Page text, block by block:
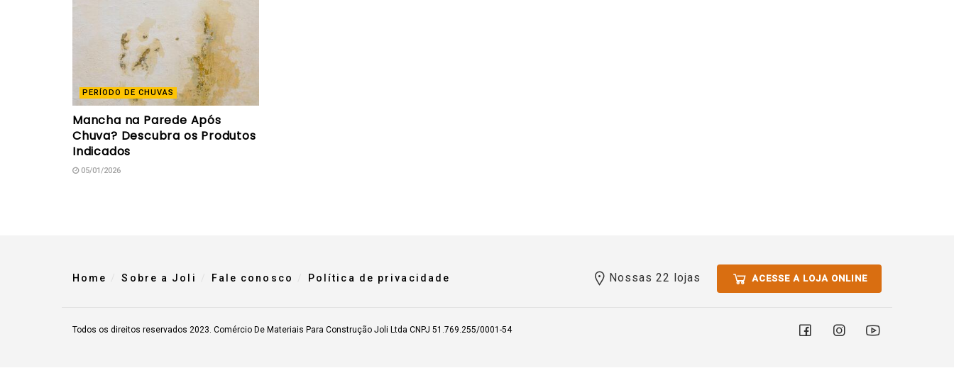
PERÍODO DE CHUVAS
Mancha na Parede Após
Chuva? Descubra os Produtos
Indicados
05/01/2026
Home Sobre a Joli Fale conosco Política de privacidade Nossas 22 lojas ACESSE A LOJA ONLINE
Todos os direitos reservados 2023. Comércio De Materiais Para Construção Joli Ltda CNPJ 51.769.255/0001-54